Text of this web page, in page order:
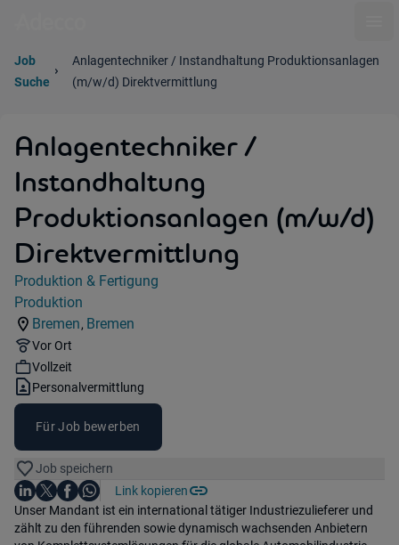
Job
Suche
Anlagentechniker / Instandhaltung Produktionsanlagen
(m/w/d) Direktvermittlung
Anlagentechniker /
Instandhaltung
Produktionsanlagen (m/w/d)
Direktvermittlung
Jobdetails
Kategorie:
Produktion & Fertigung
Industry:
Produktion
Standorte:
Bremen,
Region:
Bremen
Remote Option:
Vor Ort
Workhours:
Vollzeit
Vertragsart:
Personalvermittlung
Für Job bewerben
Job speichern
Teile diesen Job
Auf LinkedIn teilen
Auf X teilen
Auf Facebook teilen
Auf WhatsApp teilen
Link kopieren
Einleitung
Unser Mandant ist ein international tätiger Industriezulieferer und
zählt zu den führenden sowie dynamisch wachsenden Anbietern